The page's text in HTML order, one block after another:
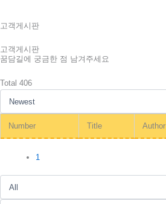
고객게시판
고객게시판
꿈담길에 궁금한 점 남겨주세요
Total 406
Number Title Author
1